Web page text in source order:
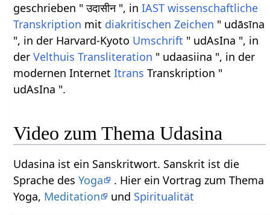
geschrieben " उदासीन ", inIAST wissenschaftliche
Transkription mit diakritischen Zeichen " udāsīna
", in der Harvard-Kyoto Umschrift " udAsIna ", in
derVelthuis Transliteration " udaasiina ", in der
modernen InternetItrans Transkription "
udAsIna ".
Video zum Thema Udasina
Udasina ist ein Sanskritwort. Sanskrit ist die
Sprache desYoga
. Hier ein Vortrag zum Thema
Yoga, Meditation und Spiritualität